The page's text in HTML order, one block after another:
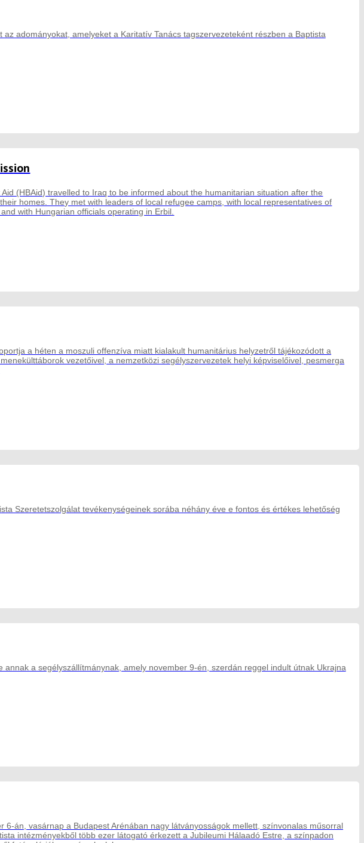
adományokat, amelyeket a Karitatív Tanács tagszervezeteként részben a Baptista
(HBAid) travelled to Iraq to be informed about the humanitarian situation after the
homes. They met with leaders of local refugee camps, with local representatives of
with Hungarian officials operating in Erbil.
a héten a moszuli offenzíva miatt kialakult humanitárius helyzetről tájékozódott a
vezetőivel, a nemzetközi segélyszervezetek helyi képviselőivel, pesmerga
Szeretetszolgálat tevékenységeinek sorába néhány éve e fontos és értékes lehetőség
a segélyszállítmánynak, amely november 9-én, szerdán reggel indult útnak Ukrajna
6-án, vasárnap a Budapest Arénában nagy látványosságok mellett, színvonalas műsorral
intézményekből több ezer látogató érkezett a Jubileumi Hálaadó Estre, a színpadon